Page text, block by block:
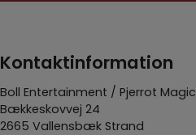
Kontaktinformation
Boll Entertainment / Pjerrot Magic
Bækkeskovvej 24
2665 Vallensbæk Strand